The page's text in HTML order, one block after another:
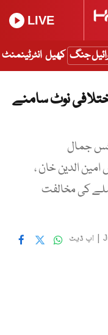
LIVE
جنگ کھیل انٹرٹینمنٹ
نوٹ سامنے
جمال
الدین خان ،
کی مخالفت
| اپ ڈیٹ